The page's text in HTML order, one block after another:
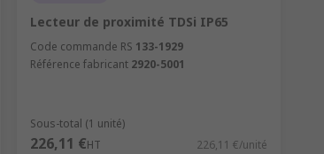
Lecteur de proximité TDSi IP65
Code commande RS 133-1929
Référence fabricant 2920-5001
Sous-total (1 unité)
226,11 €HT 226,11 €/unité